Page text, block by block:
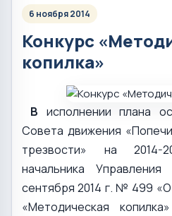
6 ноября 2014
Конкурс
копилка»
В исполнении плана
Совета движения
трезвости» на 2014-
начальника
сентября 2014 г. № 499
«Методическая